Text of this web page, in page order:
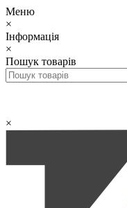
Меню
×
Інформація
×
Пошук товарів
×